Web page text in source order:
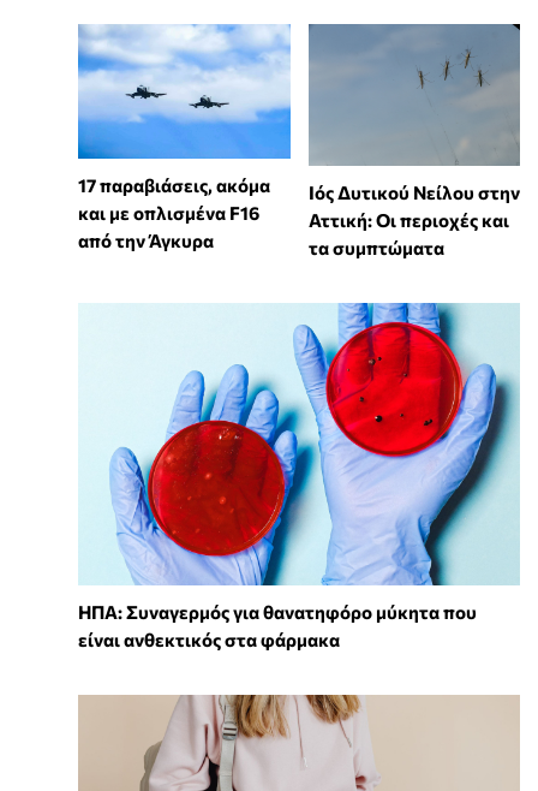
17 παραβιάσεις, ακόμα
και με οπλισμένα F16
από την Άγκυρα
Ιός Δυτικού Νείλου στην
Αττική: Οι περιοχές και
τα συμπτώματα
ΗΠΑ: Συναγερμός για θανατηφόρο μύκητα που
είναι ανθεκτικός στα φάρμακα